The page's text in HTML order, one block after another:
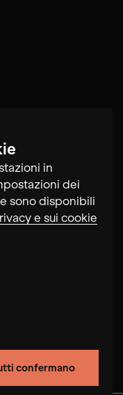
in
dei
sono disponibili
e sui cookie
confermano